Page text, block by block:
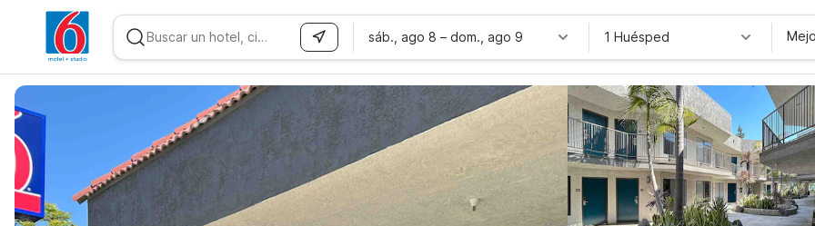
sáb., ago 8 – dom., ago 9 1 Huésped